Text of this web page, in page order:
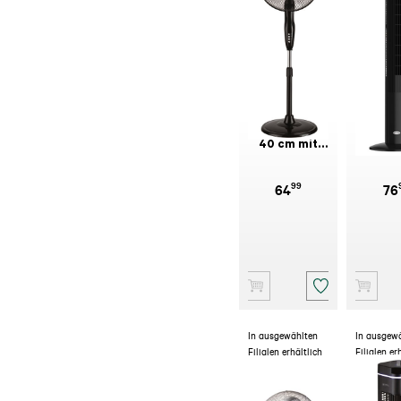
BE COOL
Standventilator
40 cm mit
6499 76
In ausgewählten
Filialen erhältlich
In
Filialen